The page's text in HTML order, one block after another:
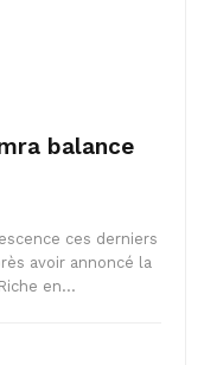
balance
ces derniers
avoir annoncé la
en…